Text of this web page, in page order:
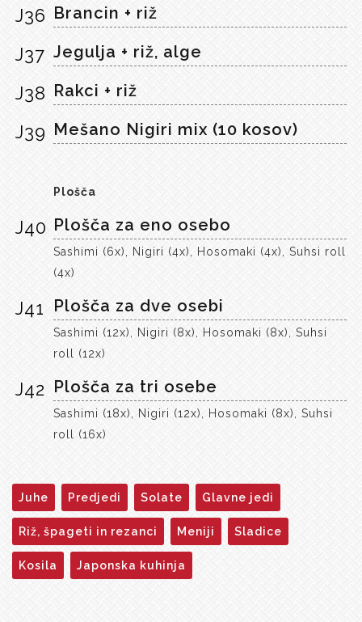
J36 Brancin + riž
J37 Jegulja + riž, alge
J38 Rakci + riž
J39 Mešano Nigiri mix (10 kosov)
Plošča
J40 Plošča za eno osebo
Sashimi (6x), Nigiri (4x), Hosomaki (4x), Suhsi roll
(4x)
J41 Plošča za dve osebi
Sashimi (12x), Nigiri (8x), Hosomaki (8x), Suhsi
roll (12x)
J42 Plošča za tri osebe
Sashimi (18x), Nigiri (12x), Hosomaki (8x), Suhsi
roll (16x)
Juhe Predjedi Solate Glavne jedi
Riž, špageti in rezanci Meniji Sladice
Kosila Japonska kuhinja